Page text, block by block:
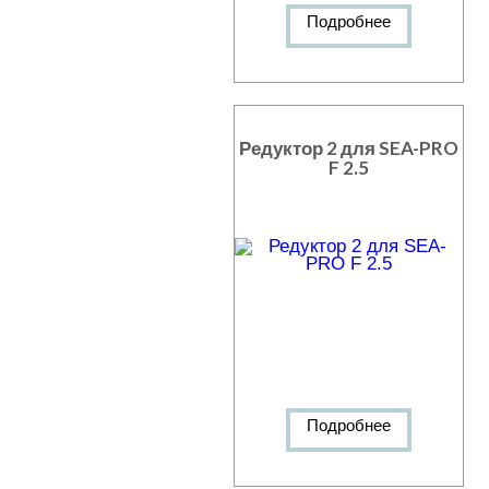
Подробнее
Редуктор 2 для SEA-PRO
F 2.5
Подробнее